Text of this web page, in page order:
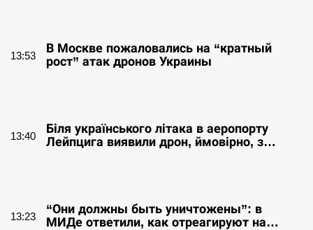
13:53
В Москве пожаловались на “кратный
рост” атак дронов Украины
13:40
Біля українського літака в аеропорту
Лейпцига виявили дрон, ймовірно, з…
13:23
“Они должны быть уничтожены”: в
МИДе ответили, как отреагируют на…